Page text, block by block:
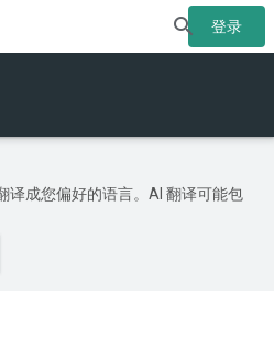
登录
译成您偏好的语言。AI 翻译可能包